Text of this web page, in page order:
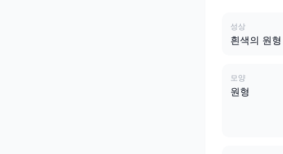
성상
흰색의 원
모양
원형